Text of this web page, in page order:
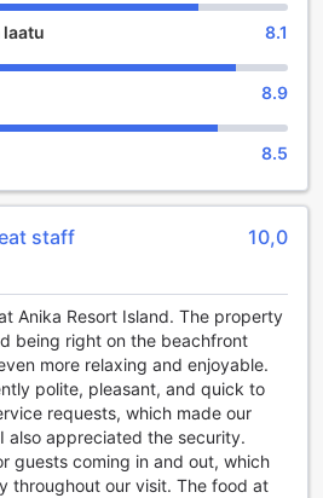
haluamassa kokeilla paikallisia
henkilökunta on aina
tavata muita vieraita ja jakaa
Anika Island Resort tarjoaa myös
jotka auttavat sinua
on suunniteltu virkistämään
täydellinen tapa nauttia lomastasi
oleskelutila ja televisioalue,
ja nauttia elokuvista tai
yhteinen tila on ihanteellinen
tai ystävien kanssa, jakaa
muistoja. Anika Island
lomastasi täydellisen ja
et unohda.
Anika Island Resortissa
laatu 8.1
8.9
8.5
staff 10,0
Anika Resort Island. The property
being right on the beachfront
more relaxing and enjoyable.
polite, pleasant, and quick to
requests, which made our
also appreciated the security.
guests coming in and out, which
throughout our visit. The food at